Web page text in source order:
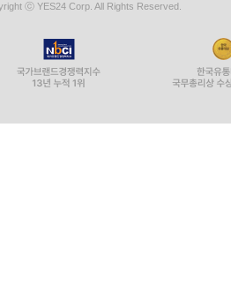
ⓒ YES24 Corp. All Rights Reserved.